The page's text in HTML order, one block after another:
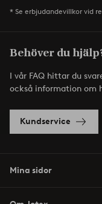
* Se erbjudandevillkor vid
Behöver du
I vår FAQ hittar du
också information om
Kundservice
Mina sidor